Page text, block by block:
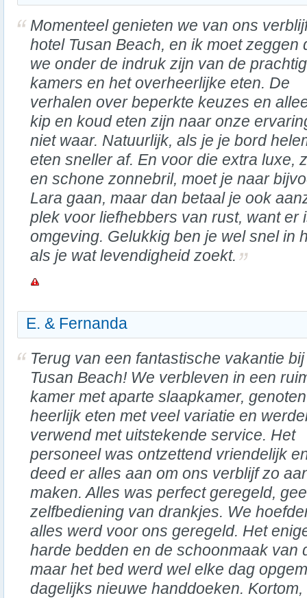
Momenteel genieten we van ons
hotel Tusan Beach, en ik moet zeggen
we onder de indruk zijn van de
kamers en het overheerlijke eten. De
verhalen over beperkte keuzes en
kip en koud eten zijn naar onze
niet waar. Natuurlijk, als je je bord
eten sneller af. En voor die extra luxe,
en schone zonnebril, moet je naar
Lara gaan, maar dan betaal je ook
plek voor liefhebbers van rust, want er
omgeving. Gelukkig ben je wel snel in
als je wat levendigheid zoekt.
E. & Fernanda
Terug van een fantastische vakantie bij
Tusan Beach! We verbleven in een
kamer met aparte slaapkamer,
heerlijk eten met veel variatie en
verwend met uitstekende service. Het
personeel was ontzettend vriendelijk
deed er alles aan om ons verblijf zo
maken. Alles was perfect geregeld,
zelfbediening van drankjes. We
alles werd voor ons geregeld. Het
harde bedden en de schoonmaak van
maar het bed werd wel elke dag
dagelijks nieuwe handdoeken.